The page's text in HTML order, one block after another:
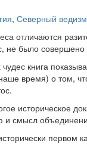
, Северный ведизм
отличаются
не было
книга
время) о том,
историческое
и смысл
первом